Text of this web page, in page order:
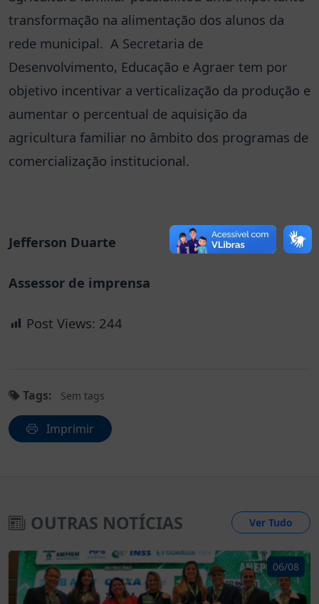
transformação na alimentação dos alunos da
rede municipal. A Secretaria de
Desenvolvimento, Educação e Agraer tem por
objetivo incentivar a verticalização da produção e
aumentar o percentual de aquisição da
agricultura familiar no âmbito dos programas de
comercialização institucional.
Jefferson Duarte
Assessor de imprensa
Post Views: 244
Tags: Sem tags
Imprimir
OUTRAS NOTÍCIAS Ver Tudo
06/08